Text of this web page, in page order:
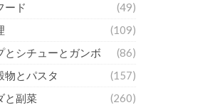
ード
(49)
(109)
とシチューとガンボ
(86)
物とパスタ
(157)
と副菜
(260)